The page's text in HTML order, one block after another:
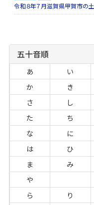
令和８年７月滋賀県甲賀市の
五十音順
あ い
か
き
さ
し
た
ち
な
に
は
ひ
ま
み
や
ら
り